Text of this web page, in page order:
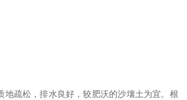
地疏松，排水良好，较肥沃的沙壤土为宜。根